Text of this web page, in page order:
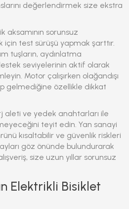
değerlendirmek size ekstra
aksamının sorunsuz
için test sürüşü yapmak şarttır.
tuşların, aydınlatma
seviyelerinin aktif olarak
Motor çalışırken olağandışı
gelmediğine özellikle dikkat
aleti ve yedek anahtarları ile
teyit edin. Yan sanayi
kısaltabilir ve güvenlik riskleri
göz önünde bulundurarak
size uzun yıllar sorunsuz
Elektrikli Bisiklet